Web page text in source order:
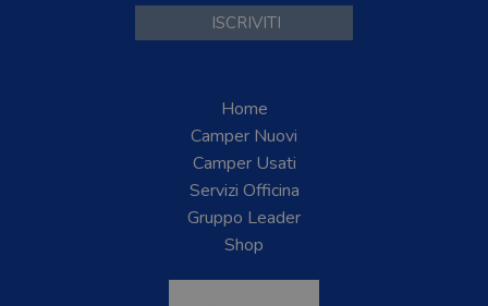
Home
Camper Nuovi
Camper Usati
Servizi Officina
Gruppo Leader
Shop